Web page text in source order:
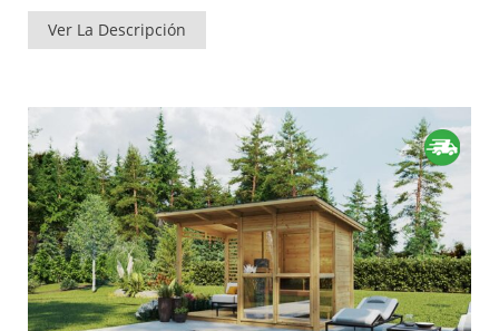
Ver La Descripción